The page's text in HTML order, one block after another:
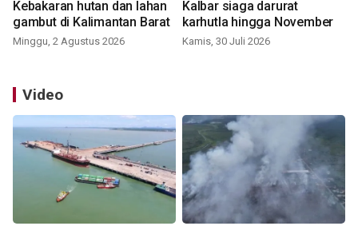
Kebakaran hutan dan lahan
gambut di Kalimantan Barat
Minggu, 2 Agustus 2026
Kalbar siaga darurat
karhutla hingga November
Kamis, 30 Juli 2026
Video